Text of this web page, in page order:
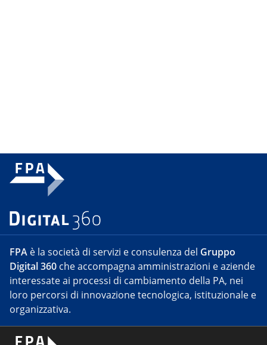
FPA è la società di servizi e consulenza del Gruppo
Digital 360 che accompagna amministrazioni e aziende
interessate ai processi di cambiamento della PA, nei
loro percorsi di innovazione tecnologica, istituzionale e
organizzativa.